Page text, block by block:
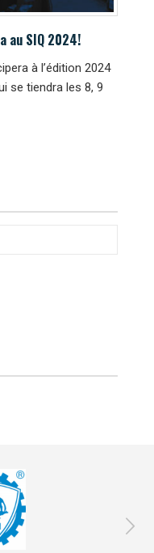
au SIQ 2024!
à l’édition 2024
se tiendra les 8, 9